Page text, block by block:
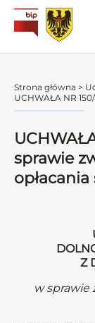
Strona główna >
UCHWAŁA NR
sprawie
opłacania
Z
w sprawie